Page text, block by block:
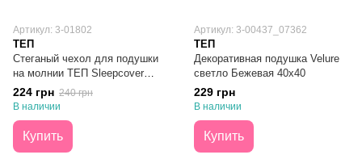
Артикул: 3-01802
ТЕП
Стеганый чехол для подушки
на молнии ТЕП Sleepcover
50х70
224 грн 240 грн
В наличии
Купить
Артикул: 3-00437_07362
ТЕП
Декоративная подушка Velure
светло Бежевая 40х40
229 грн
В наличии
Купить